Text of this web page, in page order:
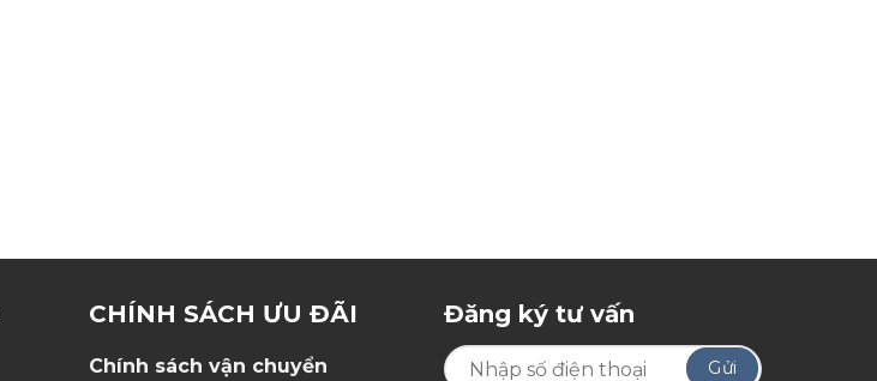
CHÍNH SÁCH ƯU ĐÃI
Chính sách vận chuyển
Đăng ký tư vấn